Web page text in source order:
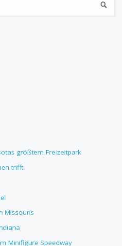
größtem Freizeitpark
trifft
Missouris
Minifigure Speedway